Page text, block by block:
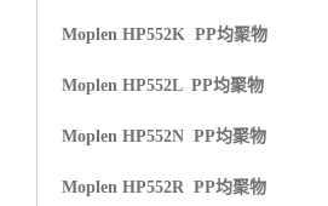
Moplen HP552K PP均聚物
Moplen HP552L PP均聚物
Moplen HP552N PP均聚物
Moplen HP552R PP均聚物